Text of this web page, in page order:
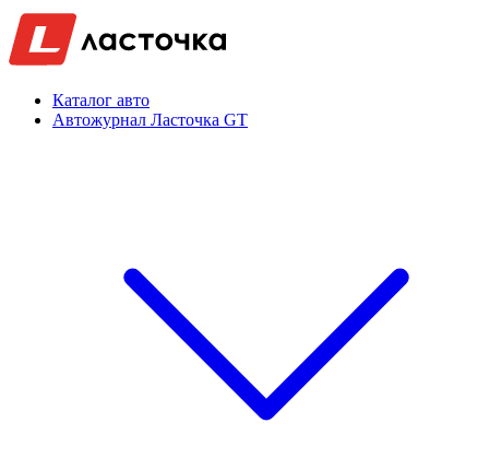
Каталог авто
Автожурнал Ласточка GT